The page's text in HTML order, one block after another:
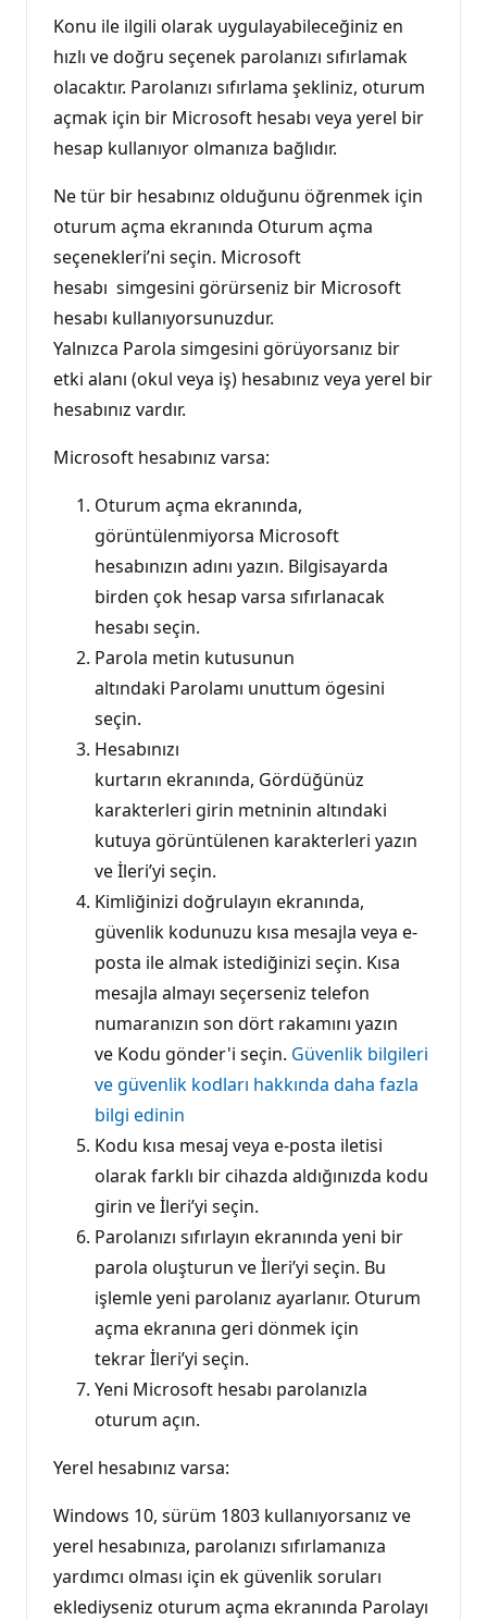
Konu ile ilgili olarak uygulayabileceğiniz en
hızlı ve doğru seçenek parolanızı sıfırlamak
olacaktır. Parolanızı sıfırlama şekliniz, oturum
açmak için bir Microsoft hesabı veya yerel bir
hesap kullanıyor olmanıza bağlıdır.
Ne tür bir hesabınız olduğunu öğrenmek için
oturum açma ekranında Oturum açma
seçenekleri’ni seçin. Microsoft
hesabı simgesini görürseniz bir Microsoft
hesabı kullanıyorsunuzdur.
Yalnızca Parola simgesini görüyorsanız bir
etki alanı (okul veya iş) hesabınız veya yerel bir
hesabınız vardır.
Microsoft hesabınız varsa:
Oturum açma ekranında,
görüntülenmiyorsa Microsoft
hesabınızın adını yazın. Bilgisayarda
birden çok hesap varsa sıfırlanacak
hesabı seçin.
Parola metin kutusunun
altındaki Parolamı unuttum ögesini
seçin.
Hesabınızı
kurtarın ekranında, Gördüğünüz
karakterleri girin metninin altındaki
kutuya görüntülenen karakterleri yazın
ve İleri’yi seçin.
Kimliğinizi doğrulayın ekranında,
güvenlik kodunuzu kısa mesajla veya e-
posta ile almak istediğinizi seçin. Kısa
mesajla almayı seçerseniz telefon
numaranızın son dört rakamını yazın
ve Kodu gönder'i seçin. Güvenlik bilgileri
ve güvenlik kodları hakkında daha fazla
bilgi edinin
Kodu kısa mesaj veya e-posta iletisi
olarak farklı bir cihazda aldığınızda kodu
girin ve İleri’yi seçin.
Parolanızı sıfırlayın ekranında yeni bir
parola oluşturun ve İleri’yi seçin. Bu
işlemle yeni parolanız ayarlanır. Oturum
açma ekranına geri dönmek için
tekrar İleri’yi seçin.
Yeni Microsoft hesabı parolanızla
oturum açın.
Yerel hesabınız varsa:
Windows 10, sürüm 1803 kullanıyorsanız ve
yerel hesabınıza, parolanızı sıfırlamanıza
yardımcı olması için ek güvenlik soruları
eklediyseniz oturum açma ekranında Parolayı